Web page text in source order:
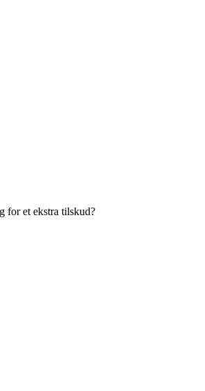
for et ekstra tilskud?